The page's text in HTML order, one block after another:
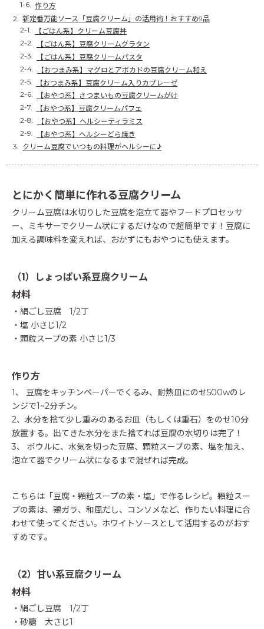
作り方
新定番万能ソース「豆腐クリーム」の活用術！おすすめ9品
【ごはん系】クリーム豆腐丼
【ごはん系】豆腐クリームグラタン
【ごはん系】豆腐クリームパスタ
【おつまみ系】マグロとアボカドの豆腐クリーム和え
【おつまみ系】豆腐クリーム入りカプレーゼ
【おやつ系】さつまいもの豆腐クリームがけ
【おやつ系】豆腐クリームパフェ
【おやつ系】ヘルシーティラミス
【おやつ系】ヘルシーどら焼き
クリーム豆腐でいつもの料理がヘルシーに♪
とにかく簡単に作れる豆腐クリーム
クリーム豆腐は水切りした豆腐を泡立て器やフードプロセッサ
ー、ミキサーでクリーム状にするだけなので超簡単です！豆腐に
加える調味料を変えれば、おかずにもおやつにも使えます。
（1）しょっぱい系豆腐クリーム
材料
・絹ごし豆腐 1/2丁
・塩 小さじ1/2
・顆粒スープの素 小さじ1/3
作り方
1、 豆腐をキッチンペーパーでくるみ、耐熱皿にのせ500wのレ
ンジで1~2分チン。
2、水分を捨て少し重みのあるお皿（もしくは重石）をのせ10分
放置する。出てきた水分をまた捨てれば豆腐の水切りは完了！
3、 ボウルに、水気を切った豆腐、顆粒スープの素、塩を加え、
泡立て器でクリーム状になるまで混ぜれば完成。
こちらは「豆腐・顆粒スープの素・塩」で作るレシピ。顆粒スー
プの素は、鶏ガラ、和風だし、コンソメなど、作りたい料理に合
わせて使ってください。ホワイトソースとして活用するのがおす
すめです。
（2）甘い系豆腐クリーム
材料
・絹ごし豆腐 1/2丁
・砂糖 大さじ1